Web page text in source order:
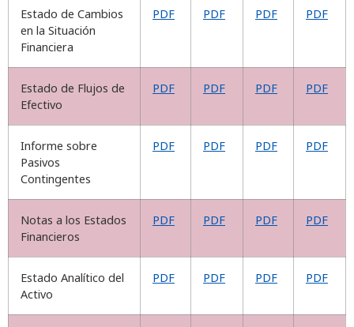
Estado de Cambios
en la Situación
Financiera
PDF PDF PDF PDF
Estado de Flujos de
Efectivo
PDF PDF PDF PDF
Informe sobre
Pasivos
Contingentes
PDF PDF PDF PDF
Notas a los Estados
Financieros
PDF PDF PDF PDF
Estado Analítico del
Activo
PDF PDF PDF PDF